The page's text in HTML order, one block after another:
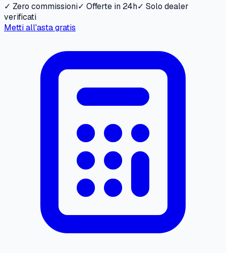
✓ Zero commissioni✓ Offerte in 24h✓ Solo dealer
verificati
Metti all'asta gratis